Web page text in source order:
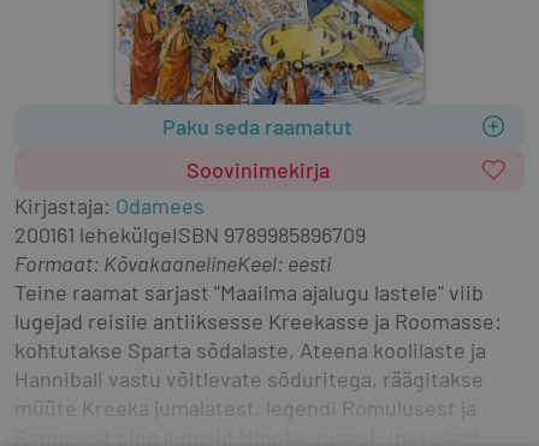
Paku seda raamatut
Soovinimekirja
Kirjastaja: Odamees
200161 lehekülgeISBN 9789985896709
Formaat: KõvakaanelineKeel: eesti
Teine raamat sarjast "Maailma ajalugu lastele" viib
lugejad reisile antiiksesse Kreekasse ja Roomasse:
kohtutakse Sparta sõdalaste, Ateena koolilaste ja
Hannibali vastu võitlevate sõduritega, räägitakse
müüte Kreeka jumalatest, legendi Romulusest ja